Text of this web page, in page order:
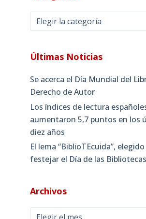
Categorías
Últimas Noticias
Se acerca el Día Mundial del
Derecho de Autor
Los índices de lectura
aumentaron 5,7 puntos en los
diez años
El lema “BiblioTEcuida”,
festejar el Día de las Bibliotecas
Archivos
Archivos